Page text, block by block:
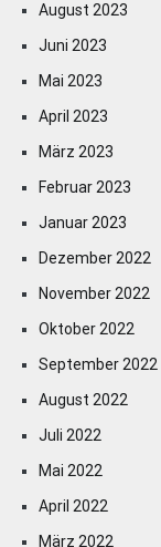
August 2023
Juni 2023
Mai 2023
April 2023
März 2023
Februar 2023
Januar 2023
Dezember 2022
November 2022
Oktober 2022
September 2022
August 2022
Juli 2022
Mai 2022
April 2022
März 2022